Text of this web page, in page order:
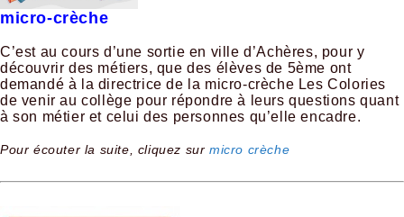
micro-crèche
C’est au cours d’une sortie en ville d’Achères, pour y
découvrir des métiers, que des élèves de 5ème ont
demandé à la directrice de la micro-crèche Les Colories
de venir au collège pour répondre à leurs questions quant
à son métier et celui des personnes qu’elle encadre.
Pour écouter la suite, cliquez surmicro crèche